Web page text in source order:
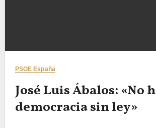
PSOE España
José Luis Ábalos: «No
democracia sin ley»